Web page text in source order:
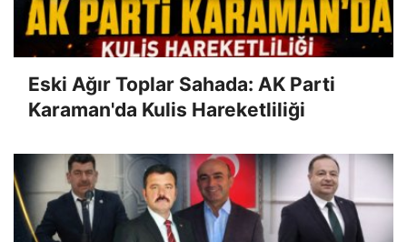
Eski Ağır Toplar Sahada: AK Parti
Karaman'da Kulis Hareketliliği